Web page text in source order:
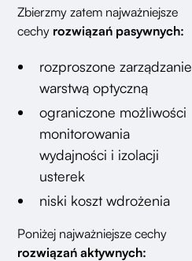
Zbierzmy zatem najważniejsze
cechy rozwiązań pasywnych:
rozproszone zarządzanie
warstwą optyczną
ograniczone możliwości
monitorowania
wydajności i izolacji
usterek
niski koszt wdrożenia
Poniżej najważniejsze cechy
rozwiązań aktywnych: